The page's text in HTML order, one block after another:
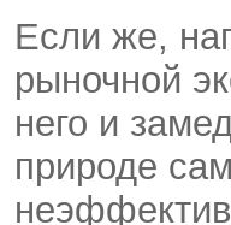
Если же,
рыночной
него и
природе